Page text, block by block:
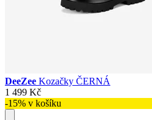
DeeZee Kozačky ČERNÁ
1 499 Kč
-15% v košíku